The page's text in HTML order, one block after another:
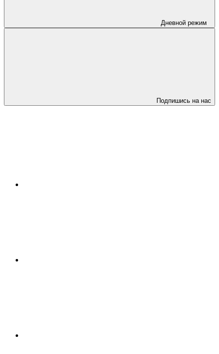
Дневной режим
Подпишись на нас